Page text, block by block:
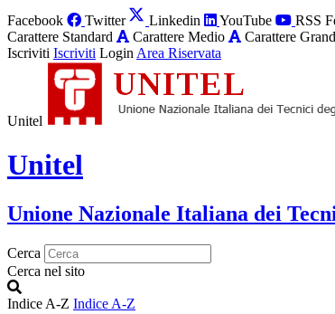
Facebook Twitter Linkedin YouTube
RSS
Carattere Standard
Carattere Medio Carattere
Iscriviti Iscriviti Login Area Riservata
Unitel
Unitel
Unione Nazionale Italiana dei
Cerca
Cerca nel sito
Indice A-Z Indice A-Z